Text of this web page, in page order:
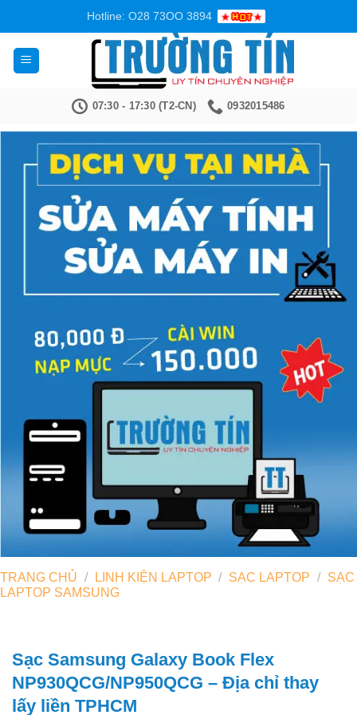
nội
dung
Hotline: O28 73OO 3894
07:30 - 17:30 (T2-CN) 0932015486
TRANG CHỦ / LINH KIỆN LAPTOP / SẠC LAPTOP / SẠC
LAPTOP SAMSUNG
Sạc Samsung Galaxy Book Flex
NP930QCG/NP950QCG – Địa chỉ thay
lấy liền TPHCM